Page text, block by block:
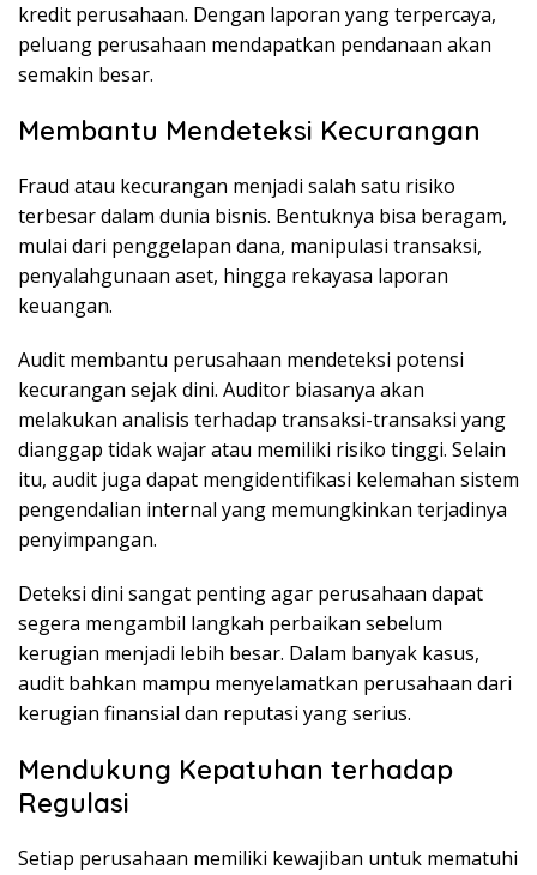
kredit perusahaan. Dengan laporan yang terpercaya,
peluang perusahaan mendapatkan pendanaan akan
semakin besar.
Membantu Mendeteksi Kecurangan
Fraud atau kecurangan menjadi salah satu risiko
terbesar dalam dunia bisnis. Bentuknya bisa beragam,
mulai dari penggelapan dana, manipulasi transaksi,
penyalahgunaan aset, hingga rekayasa laporan
keuangan.
Audit membantu perusahaan mendeteksi potensi
kecurangan sejak dini. Auditor biasanya akan
melakukan analisis terhadap transaksi-transaksi yang
dianggap tidak wajar atau memiliki risiko tinggi. Selain
itu, audit juga dapat mengidentifikasi kelemahan sistem
pengendalian internal yang memungkinkan terjadinya
penyimpangan.
Deteksi dini sangat penting agar perusahaan dapat
segera mengambil langkah perbaikan sebelum
kerugian menjadi lebih besar. Dalam banyak kasus,
audit bahkan mampu menyelamatkan perusahaan dari
kerugian finansial dan reputasi yang serius.
Mendukung Kepatuhan terhadap
Regulasi
Setiap perusahaan memiliki kewajiban untuk mematuhi